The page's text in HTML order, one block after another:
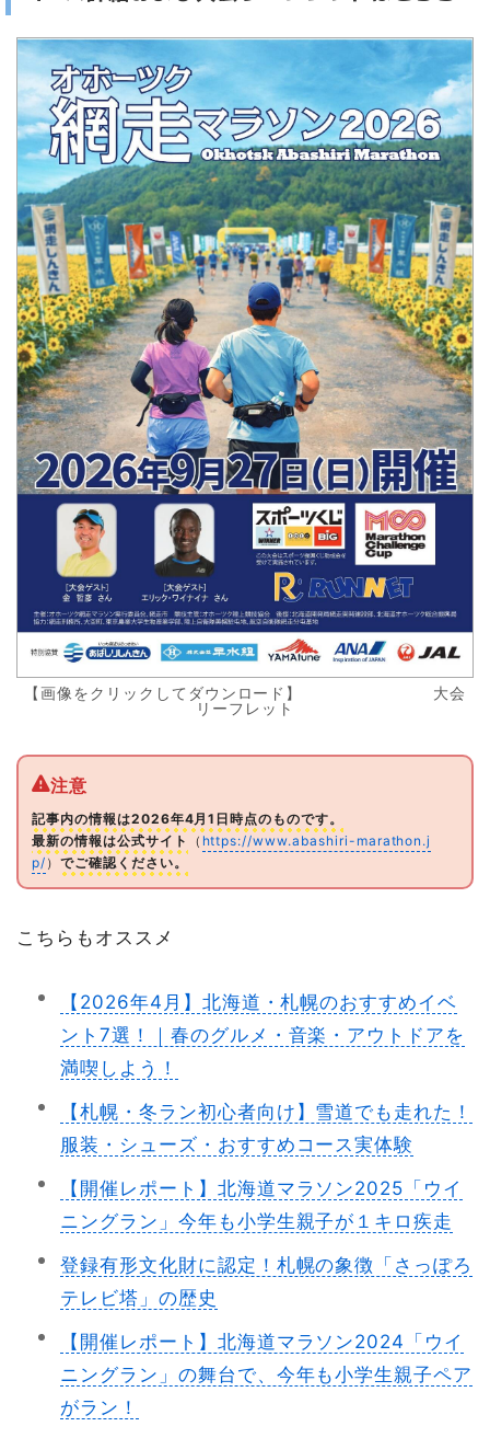
【画像をクリックしてダウンロード】 大会
リーフレット
記事内の情報は2026年4月1日時点のものです。
最新の情報は公式サイト
（ https://www.abashiri-marathon.j
p/ ） でご確認ください。
こちらもオススメ
【2026年4月】北海道・札幌のおすすめイベ
ント7選！｜春のグルメ・音楽・アウトドアを
満喫しよう！
【札幌・冬ラン初心者向け】雪道でも走れた！
服装・シューズ・おすすめコース実体験
【開催レポート】北海道マラソン2025「ウイ
ニングラン」今年も小学生親子が１キロ疾走
登録有形文化財に認定！札幌の象徴「さっぽろ
テレビ塔」の歴史
【開催レポート】北海道マラソン2024「ウイ
ニングラン」の舞台で、今年も小学生親子ペア
がラン！